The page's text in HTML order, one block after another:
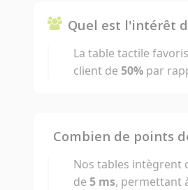
Quel est l'intérêt
La table tactile
client de 50% par
Combien de points
Nos tables intègrent
de 5 ms, permettant